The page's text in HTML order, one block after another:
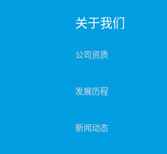
关于我们
公司资质
发展历程
新闻动态